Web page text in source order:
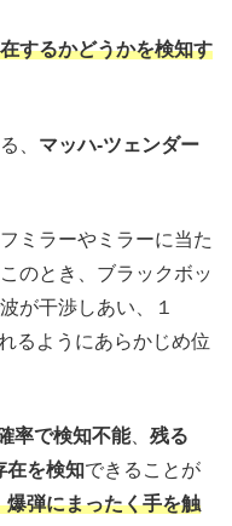
するかどうかを検知す
、 マッハ-ツェンダー
ミラーやミラーに当た
のとき、ブラックボッ
が干渉しあい、１
るようにあらかじめ位
率で検知不能、 残る
在を検知できることが
弾にまったく手を触